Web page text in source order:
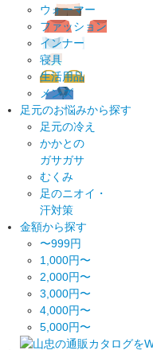
ウォーマー
ファッション
インナー
寝具
生活用品
メンズ
足元のお悩みから探す
足元の冷え
かかとの
ガサガサ
むくみ
足のニオイ・
汗対策
金額から探す
〜999円
1,000円〜
2,000円〜
3,000円〜
4,000円〜
5,000円〜